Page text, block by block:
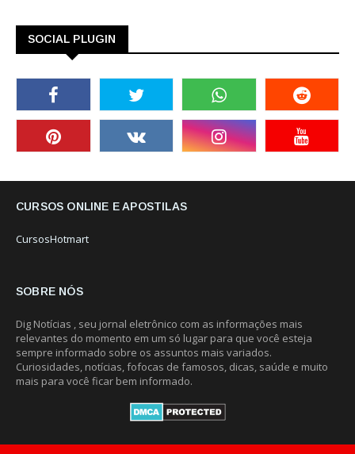
SOCIAL PLUGIN
CURSOS ONLINE E APOSTILAS
CursosHotmart
SOBRE NÓS
Dig Notícias , seu jornal eletrônico com as informações mais
relevantes do momento em um só lugar para que você esteja
sempre informado sobre os assuntos mais variados.
Curiosidades, notícias, fofocas de famosos, dicas, saúde e muito
mais para você ficar bem informado.